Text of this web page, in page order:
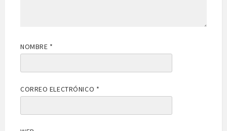
NOMBRE *
CORREO ELECTRÓNICO *